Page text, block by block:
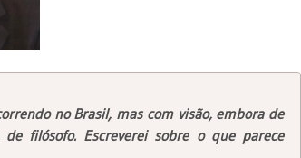
no Brasil, mas com visão, embora de
filósofo. Escreverei sobre o que parece